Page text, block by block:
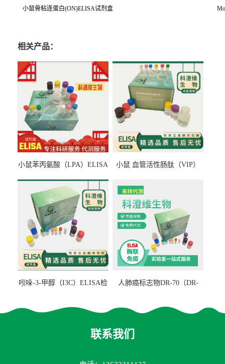
小鼠骨粘连蛋白(ON)ELISA试剂盒
相关产品：
小鼠苯丙氨酸（LPA）ELISA
小鼠 血管活性肠肽（VIP）
吲哚-3-甲醇（I3C）ELISA检
人肺癌标志物DR-70（DR-
联系我们